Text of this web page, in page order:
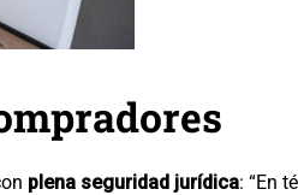
plena seguridad jurídica: “En